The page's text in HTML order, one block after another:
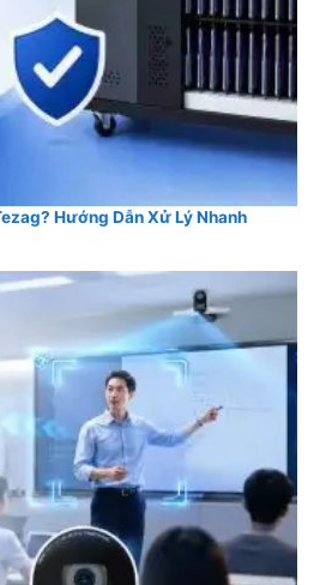
Hướng Dẫn Xử Lý Nhanh